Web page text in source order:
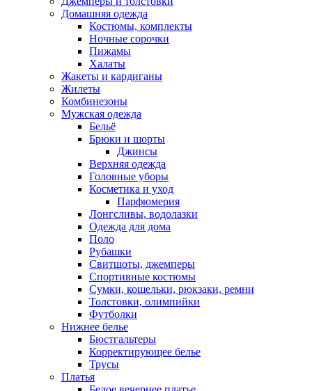
Домашняя одежда
Костюмы, комплекты
Ночные сорочки
Пижамы
Халаты
Жакеты и кардиганы
Жилеты
Комбинезоны
Мужская одежда
Бельё
Брюки и шорты
Джинсы
Верхняя одежда
Головные уборы
Косметика и уход
Парфюмерия
Лонгсливы, водолазки
Одежда для дома
Поло
Рубашки
Свитшоты, джемперы
Спортивные костюмы
Сумки, кошельки, рюкзаки, ремни
Толстовки, олимпийки
Футболки
Нижнее белье
Бюстгальтеры
Корректирующее белье
Трусы
Платья